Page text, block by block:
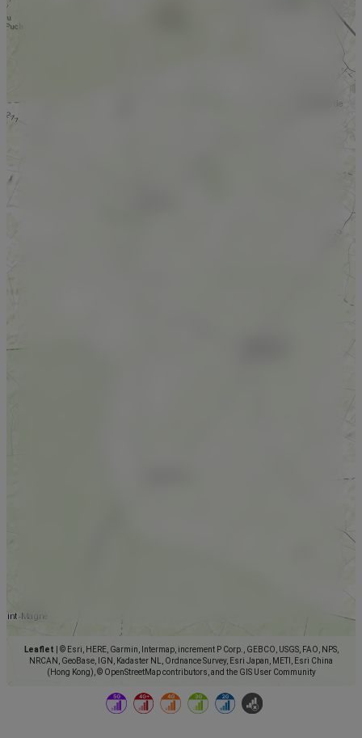
Leaflet
© Esri, HERE, Garmin, Intermap, increment P Corp., GEBCO, USGS, FAO, NPS,
NRCAN, GeoBase, IGN, Kadaster NL, Ordnance Survey, Esri Japan, METI, Esri China
(Hong Kong), © OpenStreetMap contributors, and the GIS User Community